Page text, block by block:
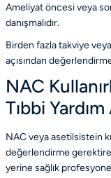
Ameliyat öncesi veya
danışmalıdır.
Birden fazla takviye
açısından
NAC
Tıbbi Yardım
NAC veya asetilsistein
değerlendirme
yerine sağlık